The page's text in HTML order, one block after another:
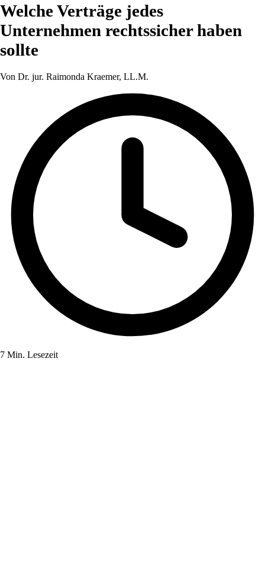
Welche Verträge jedes
Unternehmen rechtssicher haben
sollte
Von Dr. jur. Raimonda Kraemer, LL.M.
7 Min. Lesezeit